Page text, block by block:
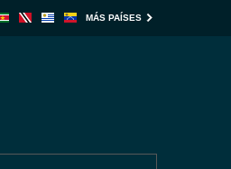
MÁS PAÍSES